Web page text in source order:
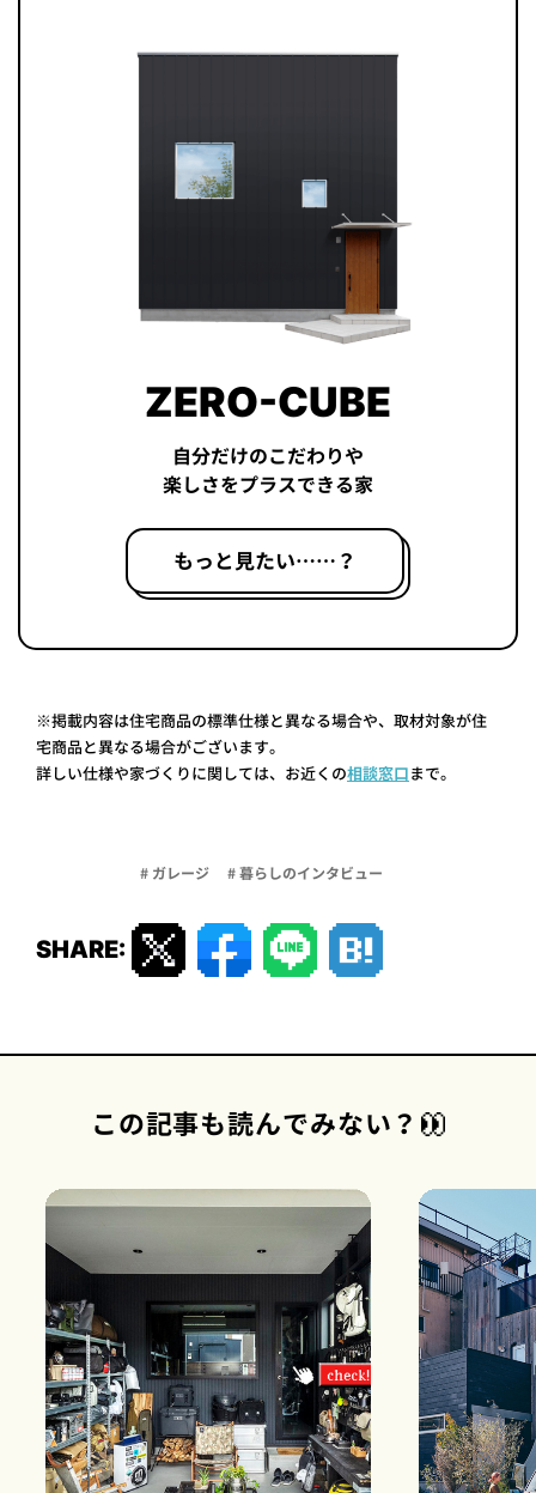
ZERO-CUBE
自分だけのこだわりや
楽しさをプラスできる家
もっと見たい……？
※掲載内容は住宅商品の標準仕様と異なる場合や、取材対象が住
宅商品と異なる場合がございます。
詳しい仕様や家づくりに関しては、お近くの相談窓口まで。
# ガレージ # 暮らしのインタビュー
SHARE:
この記事も読んでみない？